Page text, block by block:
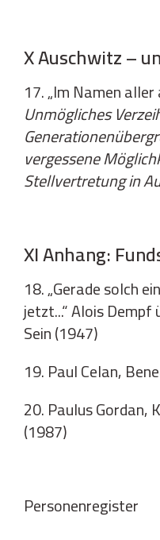
X Auschwitz –
17. „Im Namen
Unmögliches
vergessene
Stellvertretung in
XI Anhang:
18. „Gerade solch
jetzt...“ Alois Dempf
Sein (1947)
19. Paul Celan,
20. Paulus Gordan,
(1987)
Personenregister